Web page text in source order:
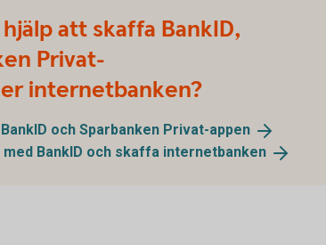
att skaffa BankID,
Privat-
internetbanken?
och Sparbanken Privat-appen
BankID och skaffa internetbanken